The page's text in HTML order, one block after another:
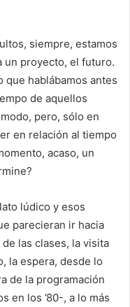
siempre, estamos
un proyecto, el futuro.
que hablábamos antes
de aquellos
pero, sólo en
en relación al tiempo
acaso, un
lúdico y esos
parecieran ir hacia
las clases, la visita
la espera, desde lo
de la programación
en los ’80-, a lo más